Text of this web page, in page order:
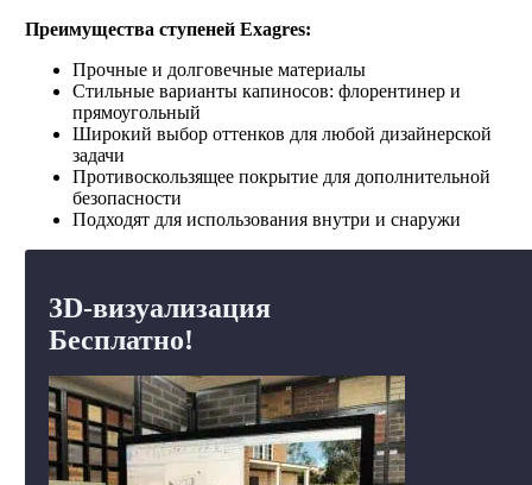
Преимущества ступеней Exagres:
Прочные и долговечные материалы
Стильные варианты капиносов: флорентинер и
прямоугольный
Широкий выбор оттенков для любой дизайнерской
задачи
Противоскользящее покрытие для дополнительной
безопасности
Подходят для использования внутри и снаружи
3D-визуализация
Бесплатно!